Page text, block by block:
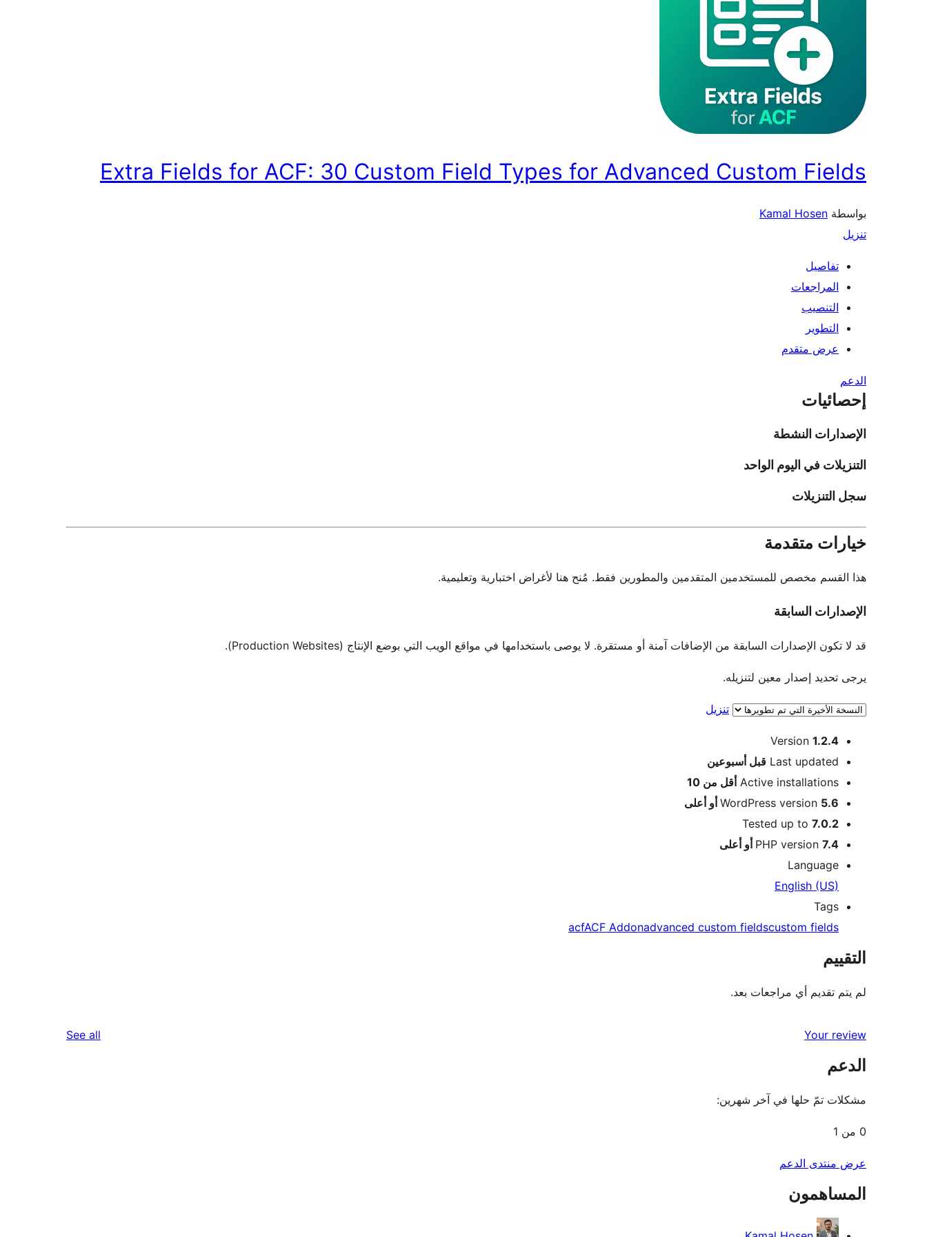
Extra Fields for ACF: 30 Custom Field Types for Advanced Custom Fields
بواسطة Kamal Hosen
تنزيل
تفاصيل
المراجعات
التنصيب
التطوير
عرض متقدم
الدعم
إحصائيات
الإصدارات النشطة
التنزيلات في اليوم الواحد
سجل التنزيلات
خيارات متقدمة
هذا القسم مخصص للمستخدمين المتقدمين والمطورين فقط. مُنح هنا لأغراض اختبارية وتعليمية.
الإصدارات السابقة
قد لا تكون الإصدارات السابقة من الإضافات آمنة أو مستقرة. لا يوصى باستخدامها في مواقع الويب التي بوضع الإنتاج (Production Websites).
يرجى تحديد إصدار معين لتنزيله.
تنزيل
ميتا
Meta
Version 1.2.4
Last updated قبلأسبوعين
Active installations أقل من 10
WordPress version 5.6 أو أعلى
Tested up to 7.0.2
PHP version 7.4 أو أعلى
Language
English (US)
Tags
acfACF Addonadvanced custom fieldscustom fields
التقييم
لم يتم تقديم أي مراجعات بعد.
Your review
See all
الدعم
مشكلات تمّ حلها في آخر شهرين:
0 من 1
عرض منتدى الدعم
المساهمون